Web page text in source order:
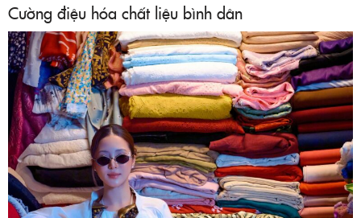
Cường điệu hóa chất liệu bình dân